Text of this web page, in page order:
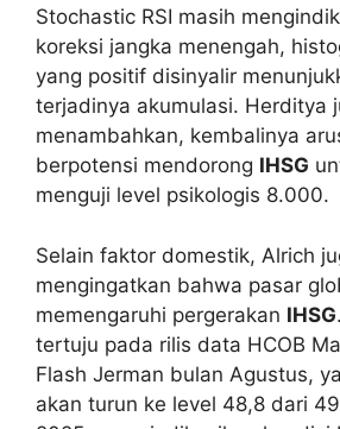
Stochastic RSI masih
koreksi jangka menengah,
yang positif disinyalir
terjadinya akumulasi. Herditya
menambahkan, kembalinya
berpotensi mendorong IHSG
menguji level psikologis 8.000.
Selain faktor domestik, Alrich
mengingatkan bahwa pasar
memengaruhi pergerakan IHSG
tertuju pada rilis data HCOB
Flash Jerman bulan Agustus,
akan turun ke level 48,8 dari